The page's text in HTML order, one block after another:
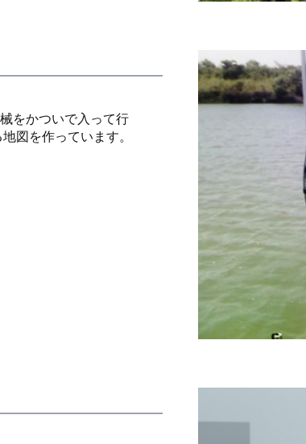
をかついで入って行
図を作っています。